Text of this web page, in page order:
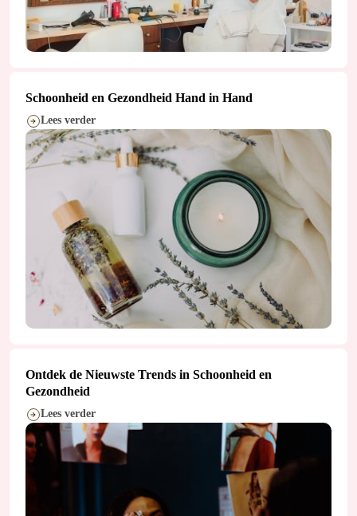
Schoonheid en Gezondheid Hand in Hand
Lees verder
Ontdek de Nieuwste Trends in Schoonheid en
Gezondheid
Lees verder